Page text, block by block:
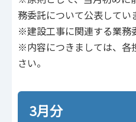
令和7年度
務委託について公表してい
※建設⼯事に関連する業務
※内容につきましては、各
さい。
3月分